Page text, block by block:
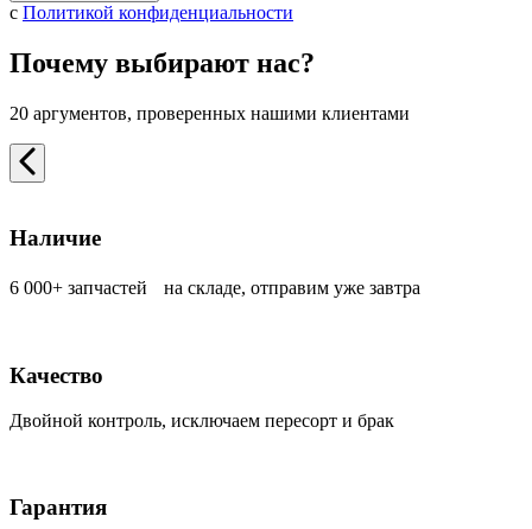
с Политикой конфиденциальности
Почему выбирают нас?
20 аргументов, проверенных нашими клиентами
Наличие
6 000+ запчастей на складе, отправим уже завтра
Качество
Двойной контроль, исключаем пересорт и брак
Гарантия